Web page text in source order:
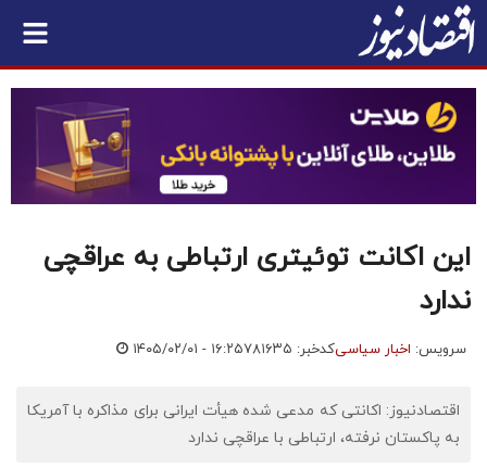
این اکانت توئیتری ارتباطی به عراقچی
ندارد
سرویس: اخبار سیاسیکدخبر: ۷۸۱۶۳۵ ۱۴۰۵/۰۲/۰۱ - ۱۶:۲۵
اقتصادنیوز: اکانتی که مدعی شده هیأت ایرانی برای مذاکره با آمریکا
به پاکستان نرفته، ارتباطی با عراقچی ندارد